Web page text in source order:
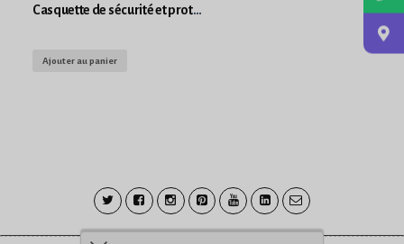
Casquette de sécurité et protection, personnalisable
Ajouter au panier